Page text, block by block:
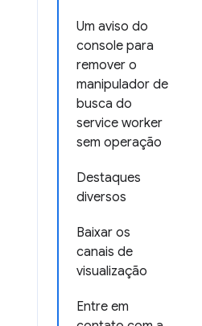
Um aviso do
console para
remover o
manipulador de
busca do
service worker
sem operação
Destaques
diversos
Baixar os
canais de
visualização
Entre em